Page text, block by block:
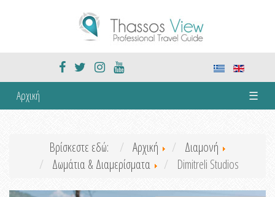
Αρχική ☰
Βρίσκεστε εδώ: Αρχική
Διαμονή
Δωμάτια & Διαμερίσματα
Dimitreli Studios